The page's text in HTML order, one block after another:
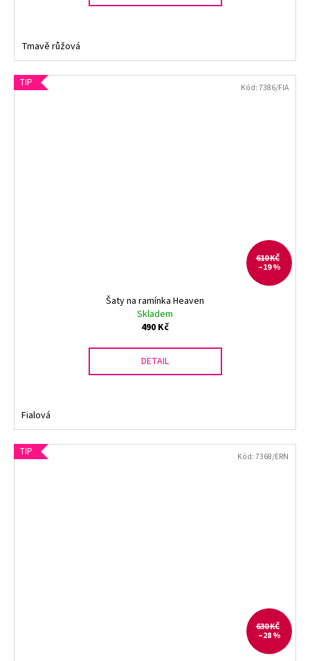
Tmavě růžová
TIP
610 KČ
–19 %
Šaty na ramínka Heaven
Skladem
490 Kč
DETAIL
Fialová
Kód:7386/FIA
TIP
630 KČ
–28 %
Kód:7368/ERN